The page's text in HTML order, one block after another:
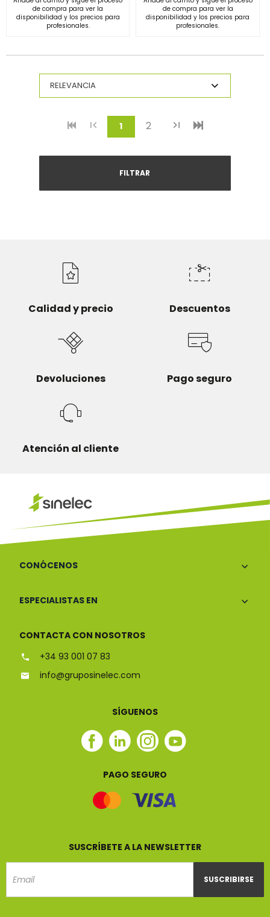
de compra para ver la
disponibilidad y los precios para
profesionales.
de compra para ver la
disponibilidad y los precios para
profesionales.
1(current)
2
FILTRAR
Calidad y precio Descuentos
Devoluciones Pago seguro
Atención al cliente
CONÓCENOS
ESPECIALISTAS EN
CONTACTA CON NOSOTROS
+34 93 001 07 83
info@gruposinelec.com
SÍGUENOS
Facebook
Linkedin
Instagram
Youtube
PAGO SEGURO
SUSCRÍBETE A LA NEWSLETTER
SUSCRIBIRSE